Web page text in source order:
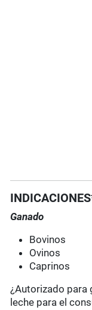
Ganado
Bovinos
Ovinos
Caprinos
¿Autorizado para
leche para el